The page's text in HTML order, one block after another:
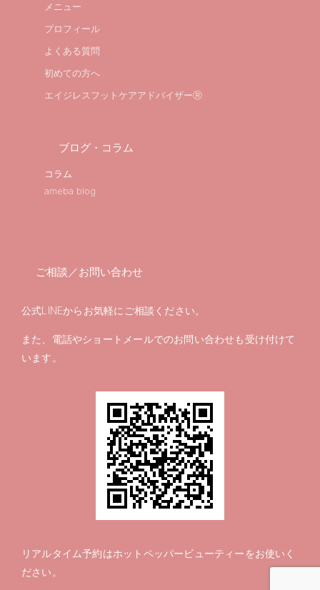
メニュー
プロフィール
よくある質問
初めての方へ
エイジレスフットケアアドバイザーⓇ
ブログ・コラム
コラム
ameba blog
ご相談／お問い合わせ
公式LINEからお気軽にご相談ください。
また、電話やショートメールでのお問い合わせも受け付けて
います。
リアルタイム予約はホットペッパービューティー をお使いく
ださい。